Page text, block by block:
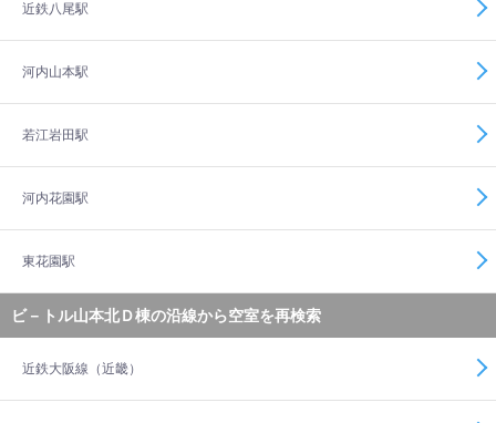
近鉄八尾駅
河内山本駅
若江岩田駅
河内花園駅
東花園駅
ビ－トル山本北Ｄ棟の沿線から空室を再検索
近鉄大阪線（近畿）